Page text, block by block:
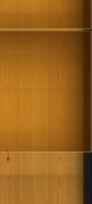
مكتبة تحميل الكتب مجانا